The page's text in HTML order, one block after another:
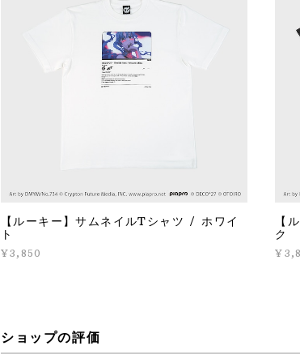
【ルーキー】サムネイルTシャツ / ホワイ
ト
¥3,850
【
ク
ショップの評価